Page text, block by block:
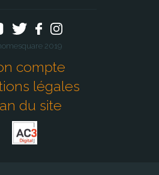
2019
compte
légales
du site